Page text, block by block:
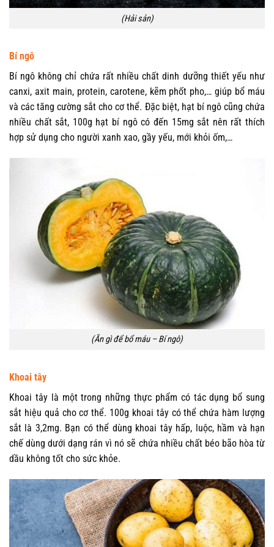
(Hải sản)
Bí ngô
Bí ngô không chỉ chứa rất nhiều chất dinh dưỡng thiết yếu như
canxi, axit main, protein, carotene, kẽm phốt pho,… giúp bổ máu
và các tăng cường sắt cho cơ thể. Đặc biệt, hạt bí ngô cũng chứa
nhiều chất sắt, 100g hạt bí ngô có đến 15mg sắt nên rất thích
hợp sử dụng cho người xanh xao, gầy yếu, mới khỏi ốm,…
(Ăn gì để bổ máu – Bí ngô)
Khoai tây
Khoai tây là một trong những thực phẩm có tác dụng bổ sung
sắt hiệu quả cho cơ thể. 100g khoai tây có thể chứa hàm lượng
sắt là 3,2mg. Bạn có thể dùng khoai tây hấp, luộc, hầm và hạn
chế dùng dưới dạng rán vì nó sẽ chứa nhiều chất béo bão hòa từ
dầu không tốt cho sức khỏe.